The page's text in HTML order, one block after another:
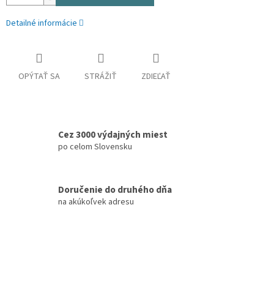
Detailné informácie
OPÝTAŤ SA STRÁŽIŤ ZDIEĽAŤ
Cez 3000 výdajných miest
po celom Slovensku
Doručenie do druhého dňa
na akúkoľvek adresu